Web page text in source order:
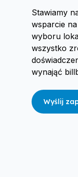
Stawiamy
wsparcie
wyboru
wszystko
wynająć
Wyślij